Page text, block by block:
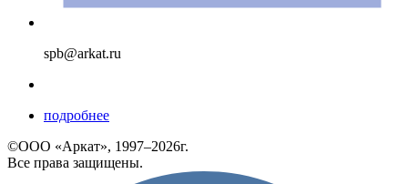
spb@arkat.ru
подробнее
©ООО «Аркат», 1997–2026г.
Все права защищены.